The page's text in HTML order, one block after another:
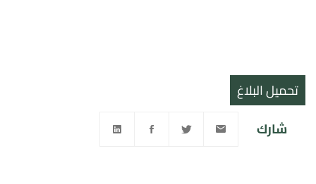
تحميل البلاغ
شارك